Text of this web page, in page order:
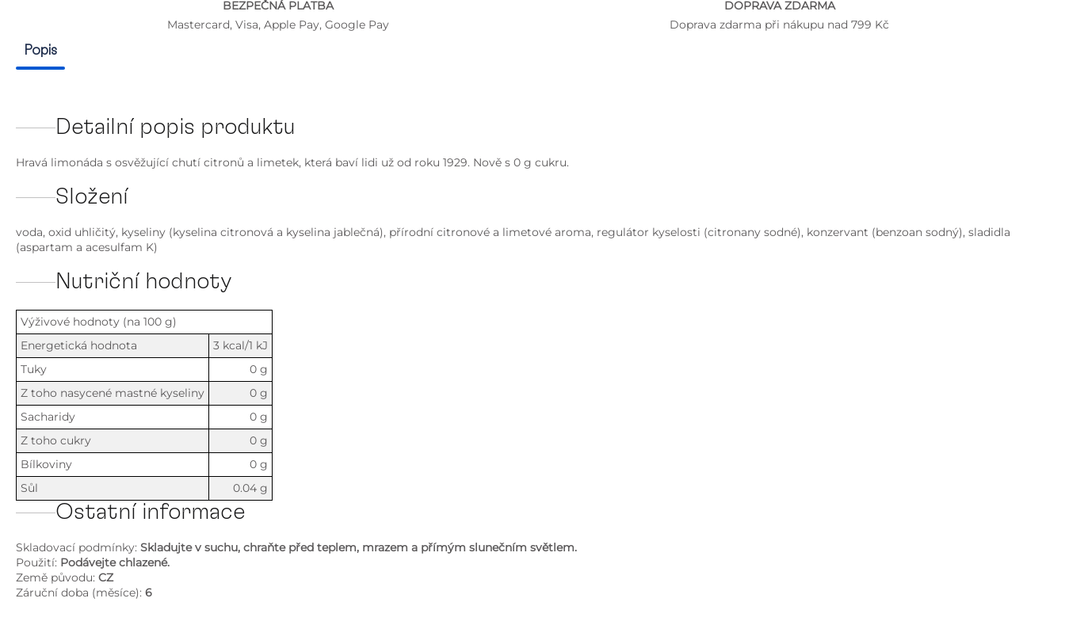
BEZPEČNÁ PLATBA
Mastercard, Visa, Apple Pay, Google Pay
DOPRAVA ZDARMA
Doprava zdarma při nákupu nad 799 Kč
Popis
Detailní popis produktu
Hravá limonáda s osvěžující chutí citronů a limetek, která baví lidi už od roku 1929. Nově s 0 g cukru.
Složení
voda, oxid uhličitý, kyseliny (kyselina citronová a kyselina jablečná), přírodní citronové a limetové aroma, regulátor kyselosti (citronany sodné), konzervant (benzoan sodný), sladidla
(aspartam a acesulfam K)
Nutriční hodnoty
Výživové hodnoty (na 100 g)
Energetická hodnota
3 kcal/1 kJ
Tuky
0 g
Z toho nasycené mastné kyseliny
0 g
Sacharidy
0 g
Z toho cukry
0 g
Bílkoviny
0 g
Sůl
0.04 g
Ostatní informace
Skladovací podmínky: Skladujte v suchu, chraňte před teplem, mrazem a přímým slunečním světlem.
Použití: Podávejte chlazené.
Země původu: CZ
Záruční doba (měsíce): 6